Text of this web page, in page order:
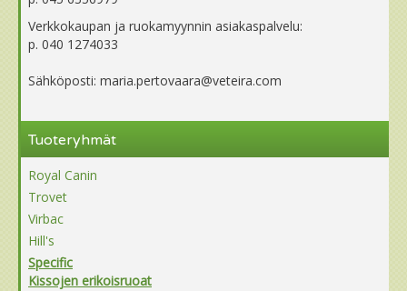
Verkkokaupan ja ruokamyynnin asiakaspalvelu:
p. 040 1274033
Sähköposti: maria.pertovaara@veteira.com
Tuoteryhmät
Royal Canin
Trovet
Virbac
Hill's
Specific
Kissojen erikoisruoat